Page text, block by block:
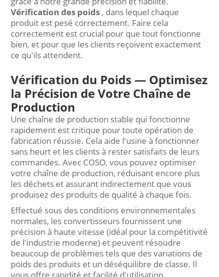
Vérification des poids , dans lequel chaque
produit est pesé correctement. Faire cela
correctement est crucial pour que tout fonctionne
bien, et pour que les clients reçoivent exactement
ce qu'ils attendent.
Vérification du Poids — Optimisez
la Précision de Votre Chaîne de
Production
Une chaîne de production stable qui fonctionne
rapidement est critique pour toute opération de
fabrication réussie. Cela aide l'usine à fonctionner
sans heurt et les clients à rester satisfaits de leurs
commandes. Avec COSO, vous pouvez optimiser
votre chaîne de production, réduisant encore plus
les déchets et assurant indirectement que vous
produisez des produits de qualité à chaque fois.
Effectué sous des conditions environnementales
normales, les convertisseurs fournissent une
précision à haute vitesse (idéal pour la compétitivité
de l'industrie moderne) et peuvent résoudre
beaucoup de problèmes tels que des variations de
poids des produits et un déséquilibre de classe. Il